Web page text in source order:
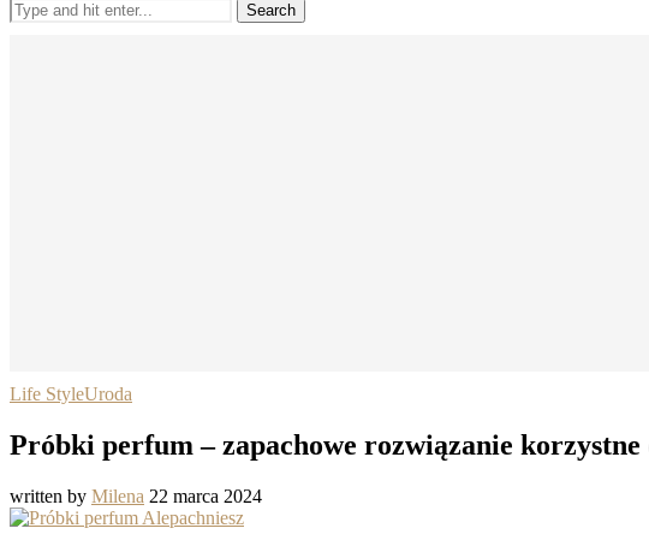
Search
Life StyleUroda
Próbki perfum – zapachowe rozwiązanie korzystne
written by Milena 22 marca 2024